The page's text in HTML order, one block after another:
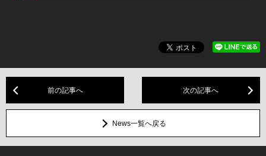
前の記事へ 次の記事へ
News一覧へ戻る